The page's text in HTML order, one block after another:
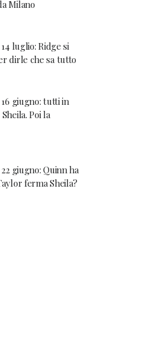
Milano
luglio: Ridge si
dirle che sa tutto
giugno: tutti in
Poi la
giugno: Quinn ha
ferma Sheila?